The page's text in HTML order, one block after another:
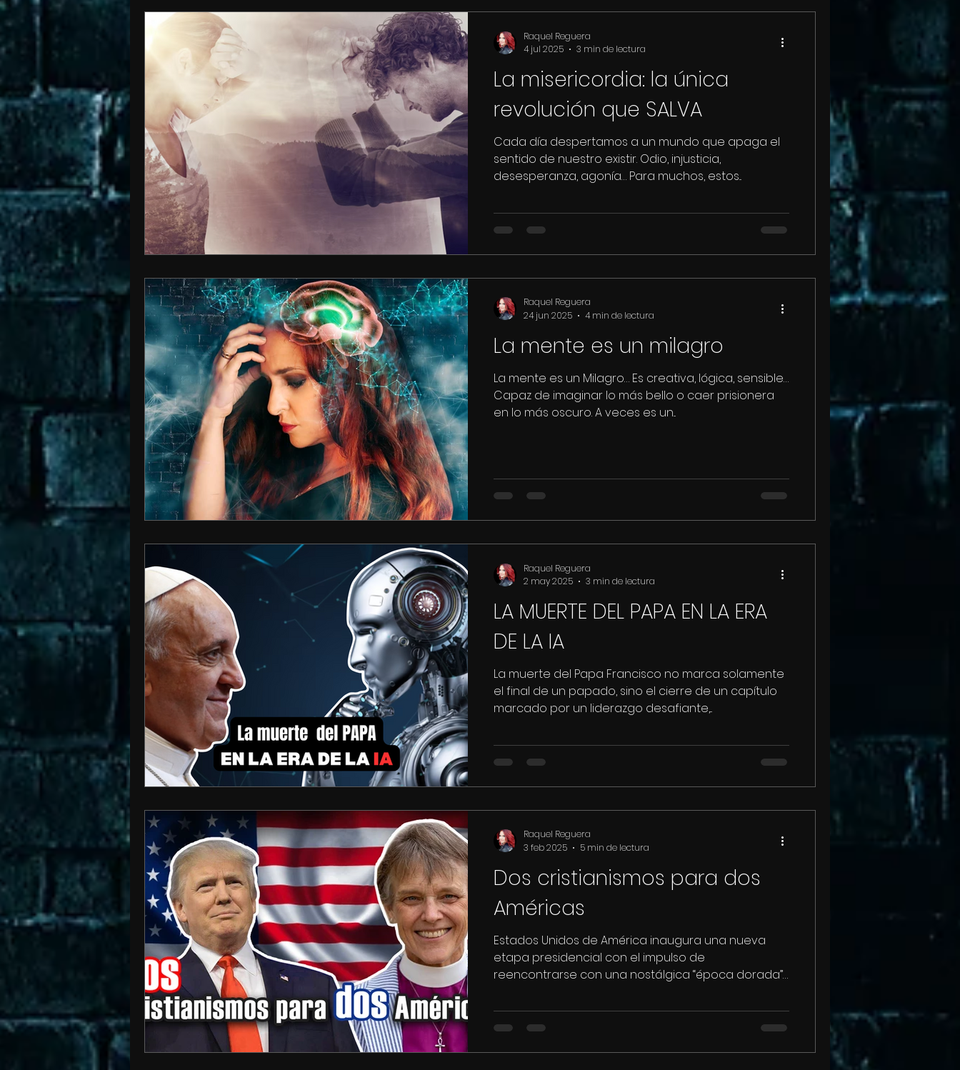
deja pensativa —y un tanto sobrecogida— intentar
porque, en el fondo, reconozco el camino estrecho
por el que transitamos muchos arti
La misericordia: la única
revolución que SALVA
Cada día despertamos a un mundo que apaga el
sentido de nuestro existir. Odio, injusticia,
desesperanza, agonía… Para muchos, estos...
Raquel Reguera
4 jul 2025
3 min de lectura
La mente es un milagro
La mente es un Milagro… Es creativa, lógica, sensible…
Capaz de imaginar lo más bello o caer prisionera
en lo más oscuro. A veces es un...
Raquel Reguera
24 jun 2025
4 min de lectura
LA MUERTE DEL PAPA EN LA ERA
DE LA IA
La muerte del Papa Francisco no marca solamente
el final de un papado, sino el cierre de un capítulo
marcado por un liderazgo desafiante,...
Raquel Reguera
2 may 2025
3 min de lectura
Dos cristianismos para dos
Américas
Estados Unidos de América inaugura una nueva
etapa presidencial con el impulso de
reencontrarse con una nostálgica “época dorada”
Raquel Reguera
3 feb 2025
5 min de lectura